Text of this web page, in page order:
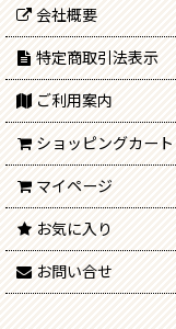
会社概要
特定商取引法表示
ご利用案内
ショッピングカート
マイページ
お気に入り
お問い合せ